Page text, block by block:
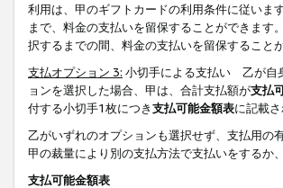
利用は、甲のギフトカードの利用条件に従いま
まで、料金の支払いを留保することができま
択するまでの間、料金の支払いを留保すること
支払オプション 3: 小切手による支払い 乙が自
ョンを選択した場合、甲は、合計支払額が支払
付する小切手1枚につき支払可能金額表に記載
乙がいずれのオプションも選択せず、支払用の
甲の裁量により別の支払方法で支払いをするか
支払可能金額表